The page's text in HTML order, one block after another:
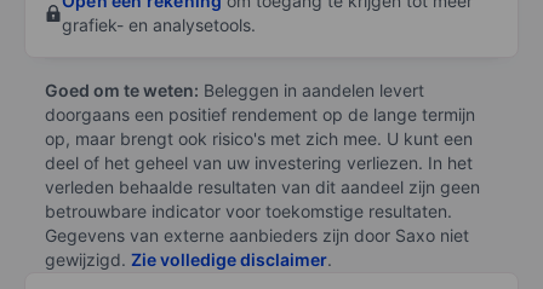
grafiek- en analysetools.
Goed om te weten: Beleggen in aandelen levert
doorgaans een positief rendement op de lange termijn
op, maar brengt ook risico's met zich mee. U kunt een
deel of het geheel van uw investering verliezen. In het
verleden behaalde resultaten van dit aandeel zijn geen
betrouwbare indicator voor toekomstige resultaten.
Gegevens van externe aanbieders zijn door Saxo niet
gewijzigd. Zie volledige disclaimer.